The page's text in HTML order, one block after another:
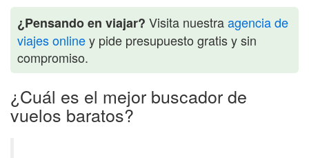
¿Pensando en viajar? Visita nuestraagencia de
viajes onliney pide presupuesto gratis y sin
compromiso.
¿Cuál es el mejor buscador de
vuelos baratos?